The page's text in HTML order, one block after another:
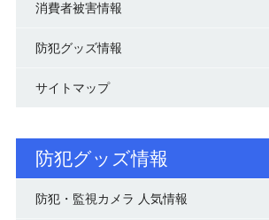
消費者被害情報
防犯グッズ情報
サイトマップ
防犯グッズ情報
防犯・監視カメラ 人気情報